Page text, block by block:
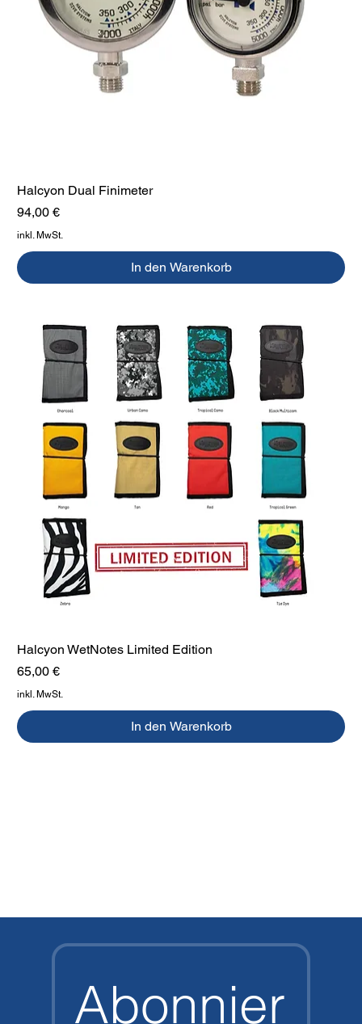
Halcyon Dual Finimeter
Preis
94,00 €
inkl. MwSt.
In den Warenkorb
Halcyon WetNotes Limited Edition
Preis
65,00 €
inkl. MwSt.
In den Warenkorb
Abonnier